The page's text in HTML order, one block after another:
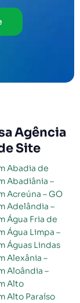
Agência
Site
Acreúna – GO